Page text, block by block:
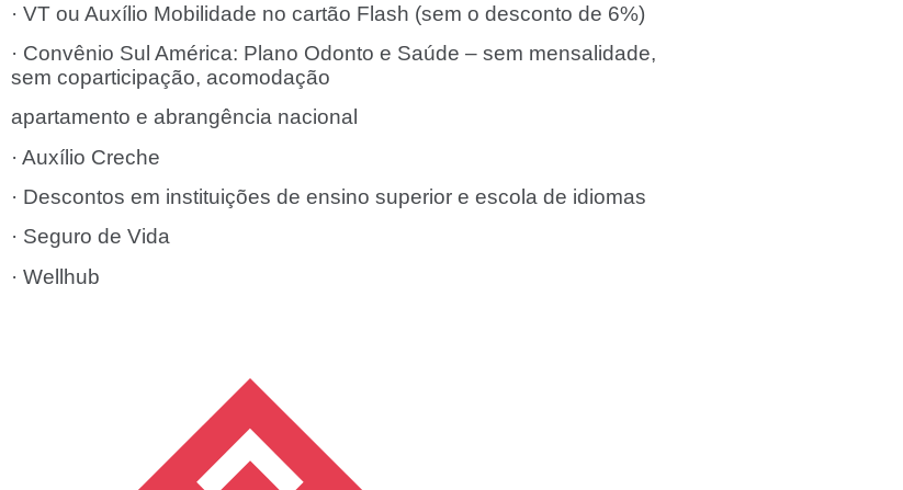
· VT ou Auxílio Mobilidade no cartão Flash (sem o desconto de 6%)
· Convênio Sul América: Plano Odonto e Saúde – sem mensalidade,
sem coparticipação, acomodação
apartamento e abrangência nacional
· Auxílio Creche
· Descontos em instituições de ensino superior e escola de idiomas
· Seguro de Vida
· Wellhub